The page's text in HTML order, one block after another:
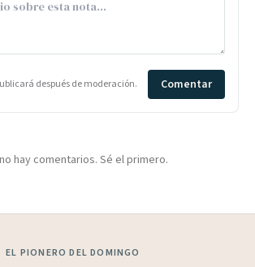
después de moderación. Comentar
hay comentarios. Sé el primero.
EL PIONERO DEL DOMINGO